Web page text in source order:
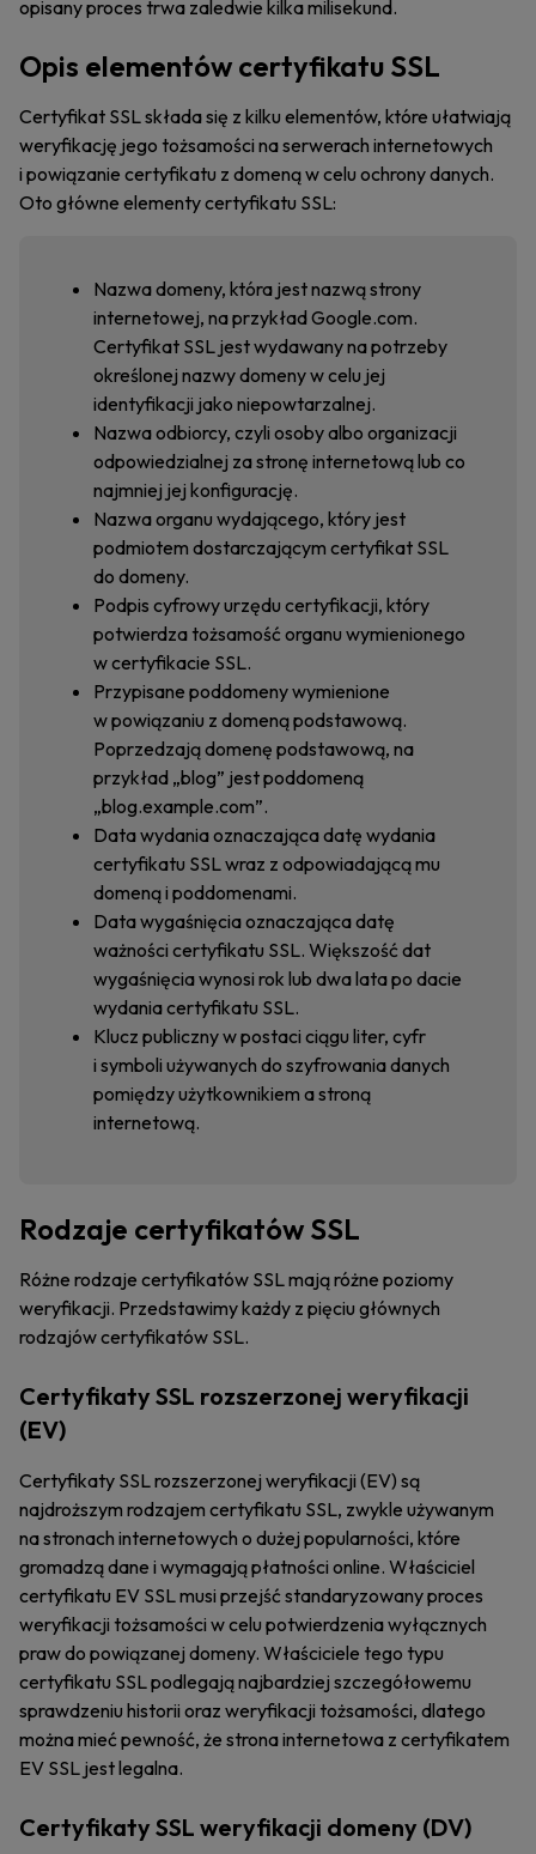
opisany proces trwa zaledwie kilka milisekund.
Opis elementów certyfikatu SSL
Certyfikat SSL składa się z kilku elementów, które ułatwiają
weryfikację jego tożsamości na serwerach internetowych
i powiązanie certyfikatu z domeną w celu ochrony danych.
Oto główne elementy certyfikatu SSL:
Nazwa domeny, która jest nazwą strony
internetowej, na przykład Google.com.
Certyfikat SSL jest wydawany na potrzeby
określonej nazwy domeny w celu jej
identyfikacji jako niepowtarzalnej.
Nazwa odbiorcy, czyli osoby albo organizacji
odpowiedzialnej za stronę internetową lub co
najmniej jej konfigurację.
Nazwa organu wydającego, który jest
podmiotem dostarczającym certyfikat SSL
do domeny.
Podpis cyfrowy urzędu certyfikacji, który
potwierdza tożsamość organu wymienionego
w certyfikacie SSL.
Przypisane poddomeny wymienione
w powiązaniu z domeną podstawową.
Poprzedzają domenę podstawową, na
przykład „blog” jest poddomeną
„blog.example.com”.
Data wydania oznaczająca datę wydania
certyfikatu SSL wraz z odpowiadającą mu
domeną i poddomenami.
Data wygaśnięcia oznaczająca datę
ważności certyfikatu SSL. Większość dat
wygaśnięcia wynosi rok lub dwa lata po dacie
wydania certyfikatu SSL.
Klucz publiczny w postaci ciągu liter, cyfr
i symboli używanych do szyfrowania danych
pomiędzy użytkownikiem a stroną
internetową.
Rodzaje certyfikatów SSL
Różne rodzaje certyfikatów SSL mają różne poziomy
weryfikacji. Przedstawimy każdy z pięciu głównych
rodzajów certyfikatów SSL.
Certyfikaty SSL rozszerzonej weryfikacji
(EV)
Certyfikaty SSL rozszerzonej weryfikacji (EV) są
najdroższym rodzajem certyfikatu SSL, zwykle używanym
na stronach internetowych o dużej popularności, które
gromadzą dane i wymagają płatności online. Właściciel
certyfikatu EV SSL musi przejść standaryzowany proces
weryfikacji tożsamości w celu potwierdzenia wyłącznych
praw do powiązanej domeny. Właściciele tego typu
certyfikatu SSL podlegają najbardziej szczegółowemu
sprawdzeniu historii oraz weryfikacji tożsamości, dlatego
można mieć pewność, że strona internetowa z certyfikatem
EV SSL jest legalna.
Certyfikaty SSL weryfikacji domeny (DV)